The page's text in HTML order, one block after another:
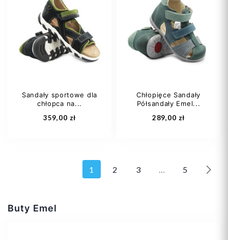
Buty Emel
20
23
24 +1
Dodaj do koszyka
21
24
25
Dodaj do koszyka
Sandały sportowe dla
chłopca na...
359,00 zł
27
Chłopięce Sandały
Półsandały Emel...
289,00 zł
1 2 3 … 5